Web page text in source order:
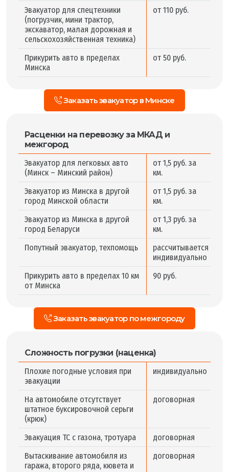
Эвакуатор для спецтехники
(погрузчик, мини трактор,
экскаватор, малая дорожная и
сельскохозяйственная техника)
от 110 руб.
Прикурить авто в пределах
Минска
от 50 руб.
Заказать эвакуатор в Минске
Расценки на перевозку за МКАД и
межгород
Эвакуатор для легковых авто
(Минск – Минский район)
от 1,5 руб. за
км.
Эвакуатор из Минска в другой
город Минской области
от 1,5 руб. за
км.
Эвакуатор из Минска в другой
город Беларуси
от 1,3 руб. за
км.
Попутный эвакуатор, техпомощь
рассчитывается
индивидуально
Прикурить авто в пределах 10 км
от Минска
90 руб.
Заказать эвакуатор по межгороду
Сложность погрузки (наценка)
Плохие погодные условия при
эвакуации
индивидуально
На автомобиле отсутствует
штатное буксировочной серьги
(крюк)
договорная
Эвакуация ТС с газона, тротуара
договорная
Вытаскивание автомобиля из
гаража, второго ряда, кювета и
договорная